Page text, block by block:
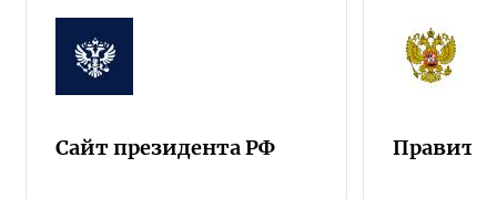
Сайт президента РФ